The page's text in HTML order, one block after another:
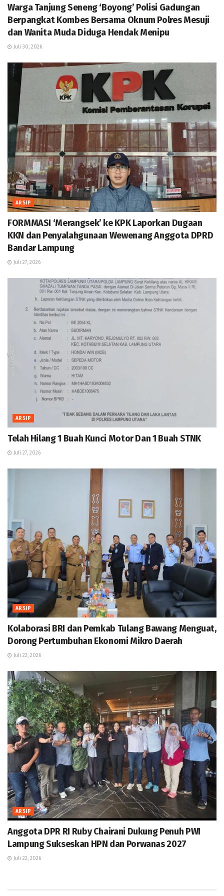
Warga Tanjung Seneng ‘Boyong’ Polisi Gadungan
Berpangkat Kombes Bersama Oknum Polres Mesuji
dan Wanita Muda Diduga Hendak Menipu
Juli 30, 2026
ARSIP
FORMMASI ‘Merangsek’ ke KPK Laporkan Dugaan
KKN dan Penyalahgunaan Wewenang Anggota DPRD
Bandar Lampung
Juli 27, 2026
ARSIP
Telah Hilang 1 Buah Kunci Motor Dan 1 Buah STNK
Juli 27, 2026
ARSIP
Kolaborasi BRI dan Pemkab Tulang Bawang Menguat,
Dorong Pertumbuhan Ekonomi Mikro Daerah
Juli 22, 2026
ARSIP
Anggota DPR RI Ruby Chairani Dukung Penuh PWI
Lampung Sukseskan HPN dan Porwanas 2027
Juli 22, 2026